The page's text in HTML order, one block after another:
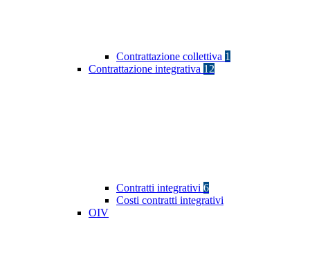
Contrattazione collettiva 1
Contrattazione integrativa 12
Contratti integrativi 6
Costi contratti integrativi
OIV